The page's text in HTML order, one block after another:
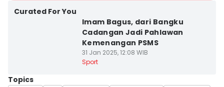
Curated For You
Imam Bagus, dari Bangku
Cadangan Jadi Pahlawan
Kemenangan PSMS
31 Jan 2025, 12:08 WIB
Sport
Topics